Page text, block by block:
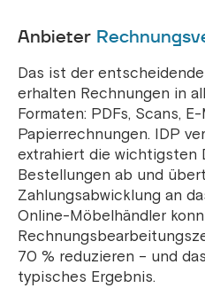
Anbieter
Das ist der
erhalten Rechnungen in
Formaten: PDFs, Scans,
Papierrechnungen. IDP
extrahiert die wichtigsten
Bestellungen ab und
Zahlungsabwicklung an
Online-Möbelhändler
70 % reduzieren – und
typisches Ergebnis.